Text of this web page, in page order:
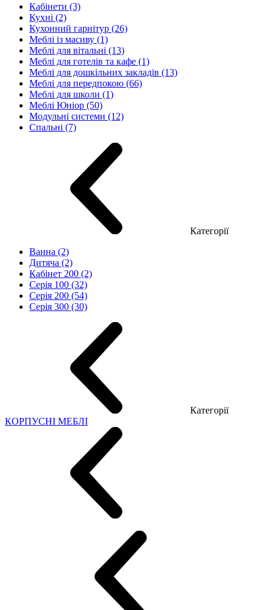
Кабінети (3)
Кухні (2)
Кухонний гарнітур (26)
Меблі із масиву (1)
Меблі для вітальні (13)
Меблі для готелів та кафе (1)
Меблі для дошкільних закладів (13)
Меблі для передпокою (66)
Меблі для школи (1)
Меблі Юніор (50)
Модульні системи (12)
Спальні (7)
Категорії
Ванна (2)
Дитяча (2)
Кабінет 200 (2)
Серія 100 (32)
Серія 200 (54)
Серія 300 (30)
Категорії
КОРПУСНІ МЕБЛІ